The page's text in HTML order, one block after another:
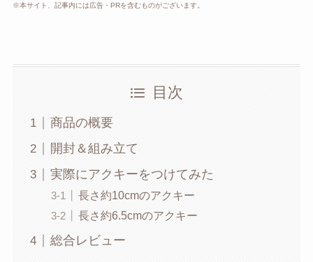
※本サイト、記事内には広告・PRを含むものがございます。
目次
商品の概要
開封＆組み立て
実際にアクキーをつけてみた
長さ約10cmのアクキー
長さ約6.5cmのアクキー
総合レビュー